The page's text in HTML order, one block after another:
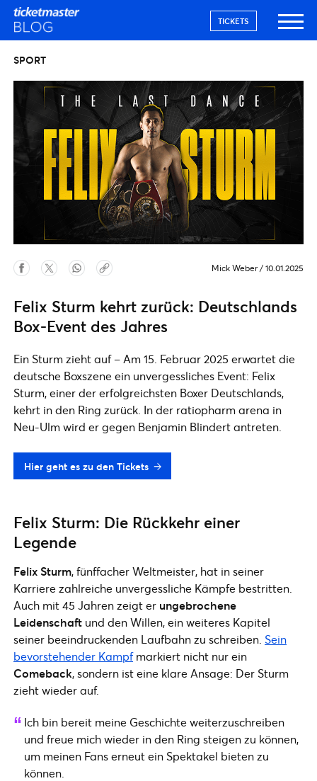
TICKETS
SPORT
Mick Weber / 10.01.2025
Felix Sturm kehrt zurück: Deutschlands
Box-Event des Jahres
Ein Sturm zieht auf – Am 15. Februar 2025 erwartet die
deutsche Boxszene ein unvergessliches Event: Felix
Sturm, einer der erfolgreichsten Boxer Deutschlands,
kehrt in den Ring zurück. In der ratiopharm arena in
Neu-Ulm wird er gegen Benjamin Blindert antreten.
Hier geht es zu den Tickets
Felix Sturm: Die Rückkehr einer
Legende
Felix Sturm, fünffacher Weltmeister, hat in seiner
Karriere zahlreiche unvergessliche Kämpfe bestritten.
Auch mit 45 Jahren zeigt er ungebrochene
Leidenschaft und den Willen, ein weiteres Kapitel
seiner beeindruckenden Laufbahn zu schreiben. Sein
bevorstehender Kampfmarkiert nicht nur ein
Comeback, sondern ist eine klare Ansage: Der Sturm
zieht wieder auf.
Ich bin bereit meine Geschichte weiterzuschreiben
und freue mich wieder in den Ring steigen zu können,
um meinen Fans erneut ein Spektakel bieten zu
können.